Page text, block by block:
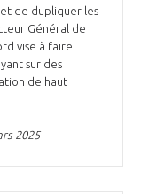
ET SPATIALE
SPATIALE
RELATIONS ENTRE
de dupliquer les
Général de
vise à faire
sur des
de haut
2025
au GIFAS.